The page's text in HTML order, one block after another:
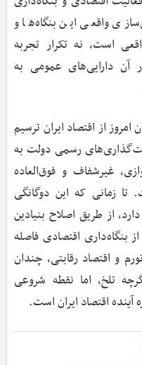
واقعی این بنگاه‌ها و
است، نه تکرار تجربه
دارایی‌های عمومی به
از اقتصاد ایران ترسیم
رسمی دولت به
غیرشفاف و فوق‌العاده
تا زمانی که این دوگانگی
از طریق اصلاح بنیادین
بنگاه‌داری اقتصادی فاصله
و اقتصاد رقابتی، چندان
تلخ، اما نقطه شروعی
اقتصاد ایران است.